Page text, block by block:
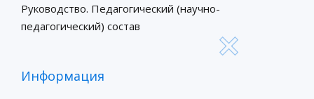
Руководство. Педагогический (научно-
педагогический) состав
Информация